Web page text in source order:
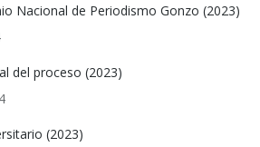
Nacional de Periodismo Gonzo (2023)
del proceso (2023)
(2023)